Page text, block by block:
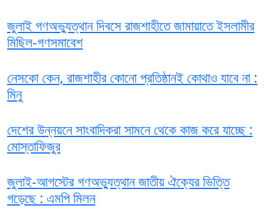
জুলাই গণঅভ্যুত্থান দিবসে রাজশাহীতে জামায়াতে ইসলামীর
মিছিল-গণসমাবেশ
নেসকো কেন, রাজশাহীর কোনো প্রতিষ্ঠানই কোথাও যাবে না :
মিনু
দেশের উন্নয়নে সাংবাদিকরা সামনে থেকে কাজ করে যাচ্ছে :
মোস্তাফিজুর
জুলাই-আগস্টের গণঅভ্যুত্থান জাতীয় ঐক্যের ভিত্তি
গড়েছে : এমপি মিলন